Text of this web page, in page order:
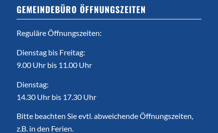
GEMEINDEBÜRO ÖFFNUNGSZEITEN
Reguläre Öffnungszeiten:
Dienstag bis Freitag:
9.00 Uhr bis 11.00 Uhr
Dienstag:
14.30 Uhr bis 17.30 Uhr
Bitte beachten Sie evtl. abweichende Öffnungszeiten,
z.B. in den Ferien.